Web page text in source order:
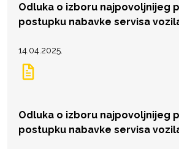
Odluka o izboru najpovoljnijeg
postupku nabavke servisa
14.04.2025.
Odluka o izboru najpovoljnijeg
postupku nabavke servisa